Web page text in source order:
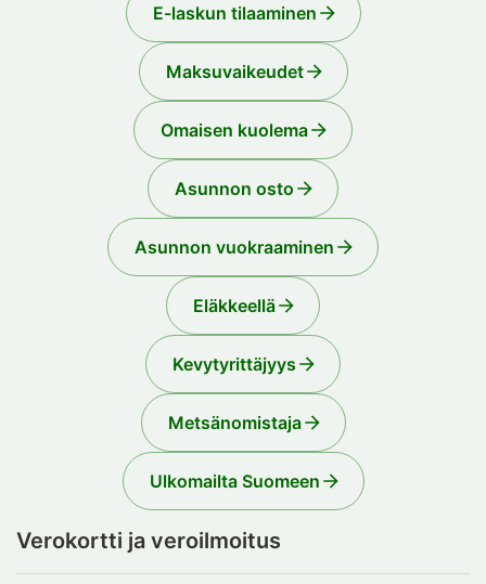
E-laskun tilaaminen
Maksuvaikeudet
Omaisen kuolema
Asunnon osto
Asunnon vuokraaminen
Eläkkeellä
Kevytyrittäjyys
Metsänomistaja
Ulkomailta Suomeen
Verokortti ja veroilmoitus